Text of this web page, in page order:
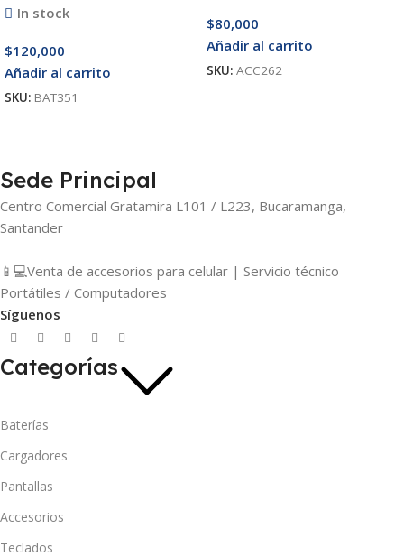
In stock
$120,000
Añadir al carrito
SKU: BAT351
$80,000
Añadir al carrito
SKU: ACC262
Sede Principal
Centro Comercial Gratamira L101 / L223, Bucaramanga,
Santander
📱💻Venta de accesorios para celular | Servicio técnico
Portátiles / Computadores
Síguenos
Categorías
Baterías
Cargadores
Pantallas
Accesorios
Teclados